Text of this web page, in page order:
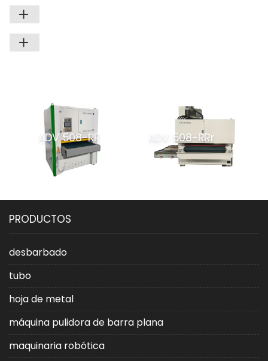
ADV 508-RR ADV 508-RRr
PRODUCTOS
desbarbado
tubo
hoja de metal
máquina pulidora de barra plana
maquinaria robótica